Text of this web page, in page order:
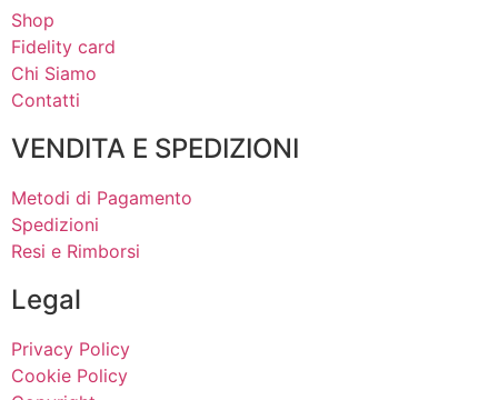
Shop
Fidelity card
Chi Siamo
Contatti
VENDITA E SPEDIZIONI
Metodi di Pagamento
Spedizioni
Resi e Rimborsi
Legal
Privacy Policy
Cookie Policy